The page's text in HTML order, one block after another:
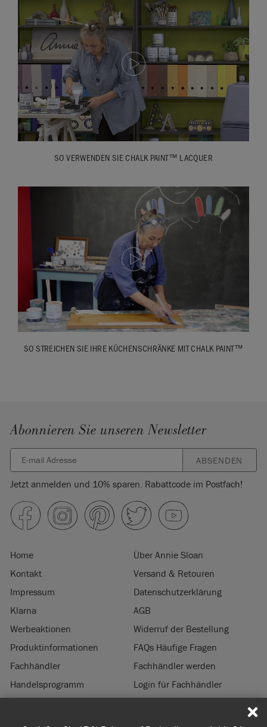
SO VERWENDEN SIE CHALK PAINT™ LACQUER
SO STREICHEN SIE IHRE KÜCHENSCHRÄNKE MIT CHALK PAINT™
Abonnieren Sie unseren Newsletter
ABSENDEN
Jetzt anmelden und 10% sparen. Rabattcode im Postfach!
Home
Über Annie Sloan
Kontakt
Versand & Retouren
Impressum
Datenschutzerklärung
Klarna
AGB
Werbeaktionen
Widerruf der Bestellung
Produktinformationen
FAQs Häufige Fragen
Fachhändler
Fachhändler werden
Handelsprogramm
Login für Fachhändler